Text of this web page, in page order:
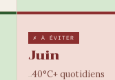
✗ À ÉVITER
Juin
40°C+ quotidiens